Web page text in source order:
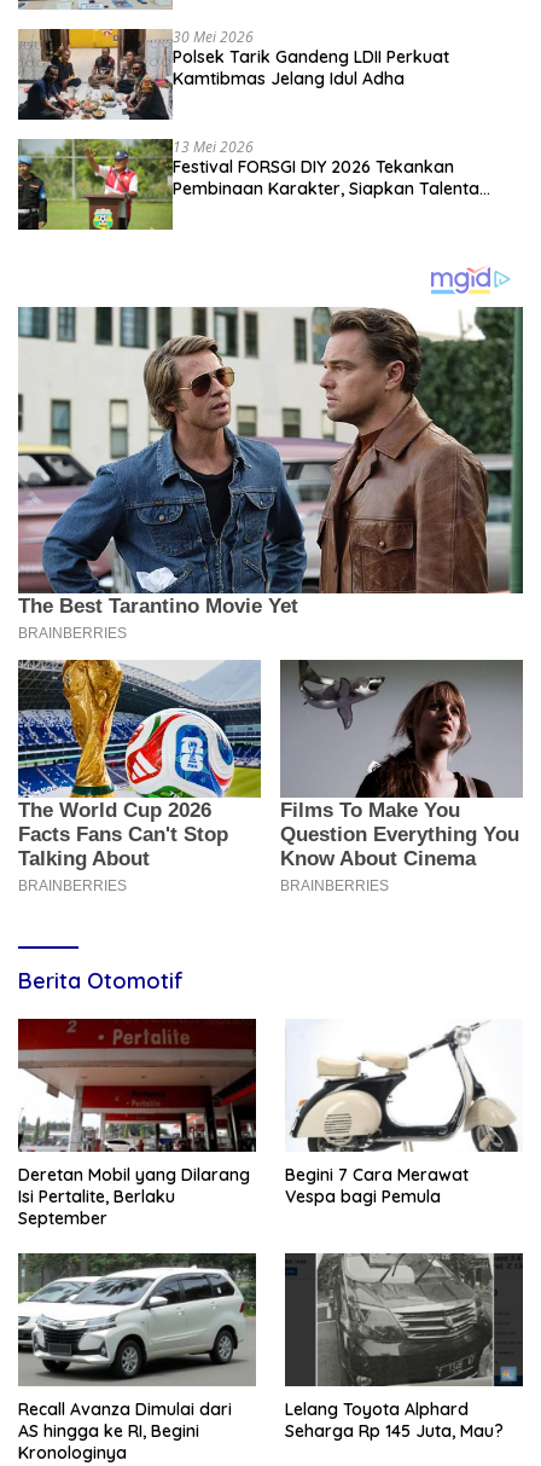
30 Mei 2026
Polsek Tarik Gandeng LDII Perkuat
Kamtibmas Jelang Idul Adha
13 Mei 2026
Festival FORSGI DIY 2026 Tekankan
Pembinaan Karakter, Siapkan Talenta
Berita Otomotif
Deretan Mobil yang Dilarang
Isi Pertalite, Berlaku
September
Begini 7 Cara Merawat
Vespa bagi Pemula
Recall Avanza Dimulai dari
AS hingga ke RI, Begini
Kronologinya
Lelang Toyota Alphard
Seharga Rp 145 Juta, Mau?